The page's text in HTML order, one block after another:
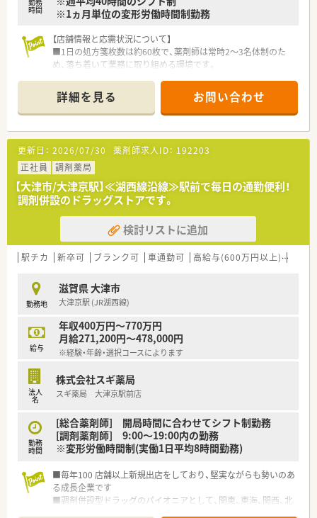
時間
※1ヵ月単位の変形労働時間制勤務
【店舗情報と応需状況について】
■1日の処方箋枚数は約60枚で、薬剤師は常時2〜3名体制のた
め、落ち着いて業務に取り組める環境です。
を応需するため幅広い知識が身につきます。
【募集背景と求める人物像について】
■今回は欠員補充のための募集となり、これまでのご経験を活か
して即戦力としてご活躍いただける方を歓迎します。
■総合科目を応需するため、多様な処方に触れながら自身のスキ
ルを磨きたいという向上心のある方に最適です。
■チームワークを大切にし、主体的に行動できる方や、将来的に
キャリアアップを目指したい方を求めています。
【こんな取り組みをしています】
■最新の薬歴システムや調剤過誤防止システムを導入し、業務の
効率化と安全性の向上を常に図っています。
■社員の経済的負担を軽減するため、独自の奨学金返済支援制度
■社員やその家族が全国の保養施設を利用できるなど、仕事以外
のプライベートの充実も手厚くサポートします。
【こんな方にオススメ】
■安定した大手企業で働きながら、総合病院門前で薬剤師として
のスキルを総合的に高めたい方におすすめです。
■将来は店舗の管理職や本部職、ひいては経営層など多彩なキャ
■年収や休日、福利厚生といった待遇面を重視し、安心して長く
働き続けられる職場環境を求める方におすすめです。
詳細を見る お問い合わせ
更新日： 2026/07/30 薬剤師求人ID： 192203
正社員
調剤薬局
【大津市/大津京駅】≪湖西線沿線≫駅前で毎日の通勤便利！
調剤併設のドラッグストアです。
検討リストに追加
駅チカ 新卒可 ブランク可 車通勤可 高給与(600万円以上)
勤務地
滋賀県 大津市
大津京駅 (JR湖西線)
給与
年収400万円～770万円
月給271,200円～478,000円
※経験・年齢・選択コースによります
法人
名
株式会社スギ薬局
スギ薬局 大津京駅前店
勤務
時間
[総合薬剤師] 開局時間に合わせてシフト制勤務
[調剤薬剤師] 9:00～19:00内の勤務
※変形労働時間制(実働1日平均8時間勤務)
■毎年100 店舗以上新規出店をしており、堅実ながらも勢いのあ
る成長企業です
■調剤併設型ドラッグのパイオニアとして、関東、東海、関西、北